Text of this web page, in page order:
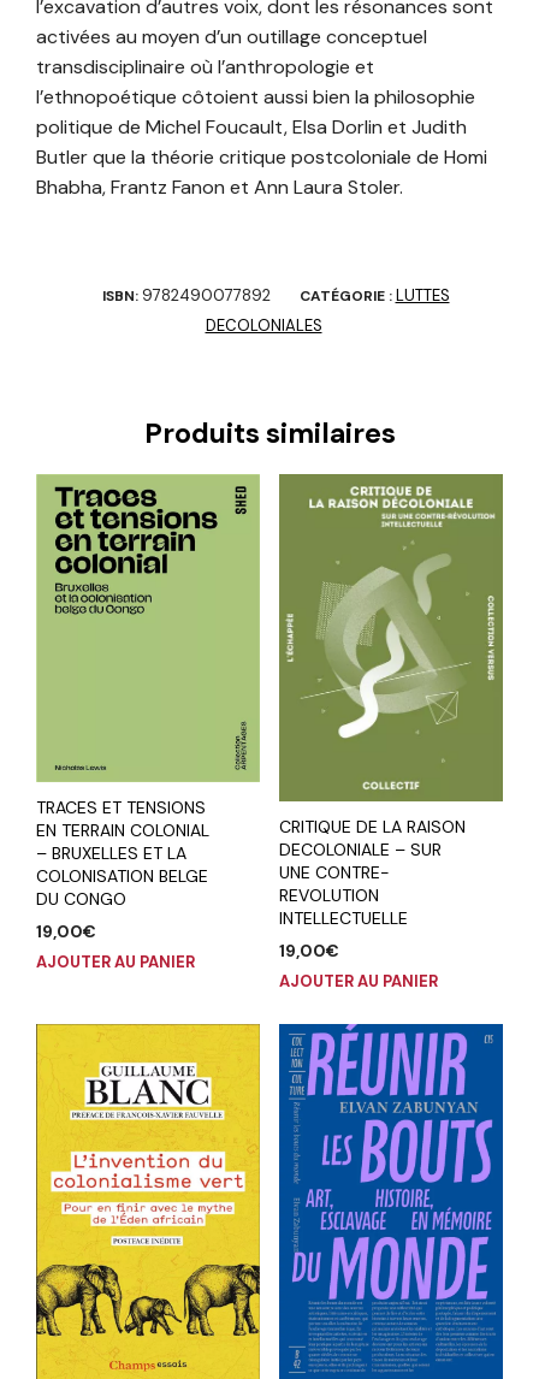
l’excavation d’autres voix, dont les résonances sont
activées au moyen d’un outillage conceptuel
transdisciplinaire où l’anthropologie et
l’ethnopoétique côtoient aussi bien la philosophie
politique de Michel Foucault, Elsa Dorlin et Judith
Butler que la théorie critique postcoloniale de Homi
Bhabha, Frantz Fanon et Ann Laura Stoler.
ISBN: 9782490077892 CATÉGORIE :LUTTES
DECOLONIALES
Produits similaires
TRACES ET TENSIONS
EN TERRAIN COLONIAL
– BRUXELLES ET LA
COLONISATION BELGE
DU CONGO
19,00€
AJOUTER AU PANIER
CRITIQUE DE LA RAISON
DECOLONIALE – SUR
UNE CONTRE-
REVOLUTION
INTELLECTUELLE
19,00€
AJOUTER AU PANIER